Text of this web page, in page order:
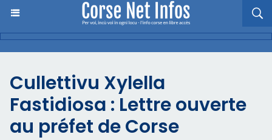
Cullettivu Xylella
Fastidiosa : Lettre ouverte
au préfet de Corse